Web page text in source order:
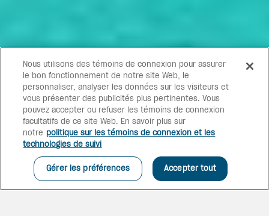
Nous utilisons des témoins de connexion pour assurer
le bon fonctionnement de notre site Web, le
personnaliser, analyser les données sur les visiteurs et
vous présenter des publicités plus pertinentes. Vous
pouvez accepter ou refuser les témoins de connexion
facultatifs de ce site Web. En savoir plus sur
notre politique sur les témoins de connexion et les
technologies de suivi
Gérer les préférences Accepter tout